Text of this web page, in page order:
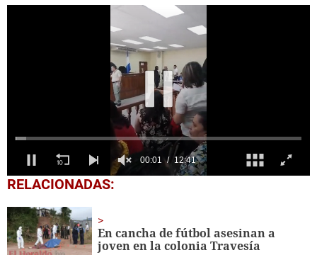
0
seconds
12
minutes,
41
seconds
RELACIONADAS:
En cancha de fútbol asesinan a
joven en la colonia Travesía